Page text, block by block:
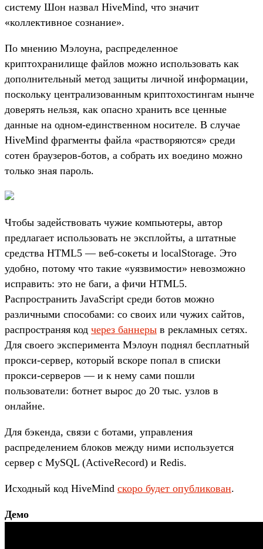
систему Шон назвал HiveMind, что значит
«коллективное сознание».
По мнению Мэлоуна, распределенное
криптохранилище файлов можно использовать как
дополнительный метод защиты личной информации,
поскольку централизованным криптохостингам нынче
доверять нельзя, как опасно хранить все ценные
данные на одном-единственном носителе. В случае
HiveMind фрагменты файла «растворяются» среди
сотен браузеров-ботов, а собрать их воедино можно
только зная пароль.
Чтобы задействовать чужие компьютеры, автор
предлагает использовать не эксплойты, а штатные
средства HTML5 — веб-сокеты и localStorage. Это
удобно, потому что такие «уязвимости» невозможно
исправить: это не баги, а фичи HTML5.
Распространить JavaScript среди ботов можно
различными способами: со своих или чужих сайтов,
распространяя код через баннеры в рекламных сетях.
Для своего эксперимента Мэлоун поднял бесплатный
прокси-сервер, который вскоре попал в списки
прокси-серверов — и к нему сами пошли
пользователи: ботнет вырос до 20 тыс. узлов в
онлайне.
Для бэкенда, связи с ботами, управления
распределением блоков между ними используется
сервер с MySQL (ActiveRecord) и Redis.
Исходный код HiveMind скоро будет опубликован.
Демо